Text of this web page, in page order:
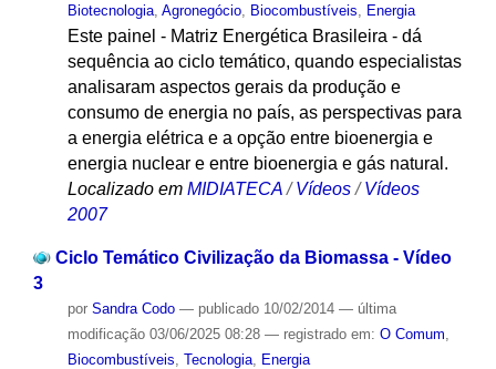
Biotecnologia, Agronegócio, Biocombustíveis, Energia
Este painel - Matriz Energética Brasileira - dá
sequência ao ciclo temático, quando especialistas
analisaram aspectos gerais da produção e
consumo de energia no país, as perspectivas para
a energia elétrica e a opção entre bioenergia e
energia nuclear e entre bioenergia e gás natural.
Localizado em MIDIATECA /Vídeos /Vídeos
2007
Ciclo Temático Civilização da Biomassa - Vídeo
3
por Sandra Codo — publicado10/02/2014 — última
modificação03/06/2025 08:28 — registrado em: O Comum
Biocombustíveis Tecnologia, Energia